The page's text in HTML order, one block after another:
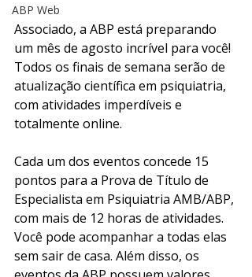
ABP Web
Associado, a ABP está preparando
um mês de agosto incrível para você!
Todos os finais de semana serão de
atualização científica em psiquiatria,
com atividades imperdíveis e
totalmente online.
Cada um dos eventos concede 15
pontos para a Prova de Título de
Especialista em Psiquiatria AMB/ABP,
com mais de 12 horas de atividades.
Você pode acompanhar a todas elas
sem sair de casa. Além disso, os